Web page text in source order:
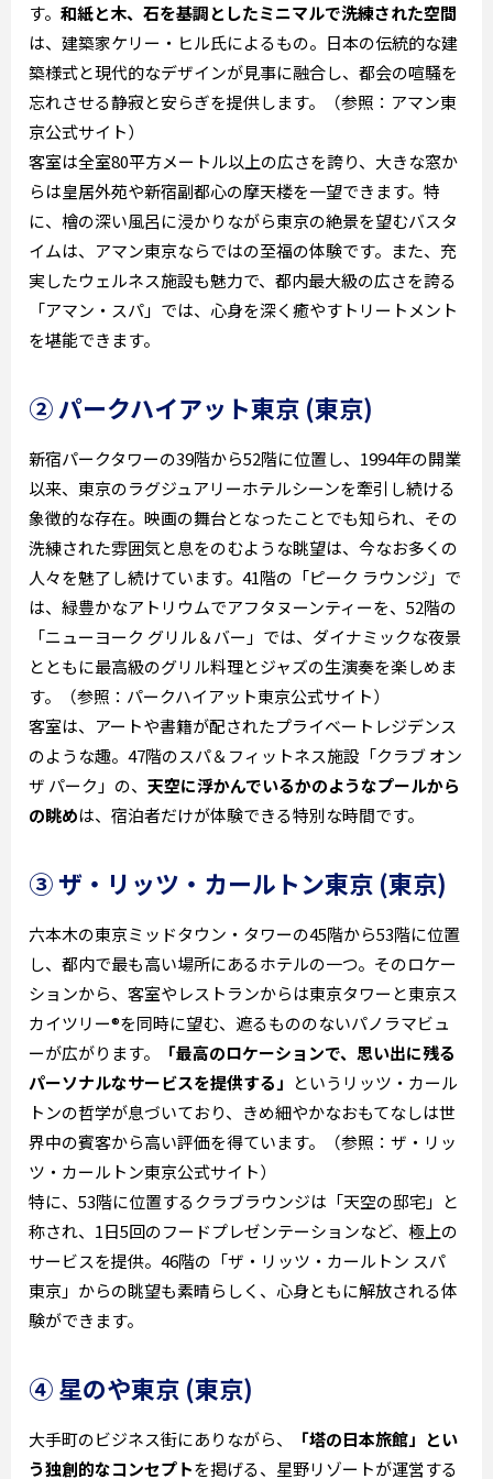
す。 和紙と木、石を基調としたミニマルで洗練された空間
は、建築家ケリー・ヒル氏によるもの。日本の伝統的な建
築様式と現代的なデザインが見事に融合し、都会の喧騒を
忘れさせる静寂と安らぎを提供します。（参照：アマン東
京公式サイト）
客室は全室80平方メートル以上の広さを誇り、大きな窓か
らは皇居外苑や新宿副都心の摩天楼を一望できます。特
に、檜の深い風呂に浸かりながら東京の絶景を望むバスタ
イムは、アマン東京ならではの至福の体験です。また、充
実したウェルネス施設も魅力で、都内最大級の広さを誇る
「アマン・スパ」では、心身を深く癒やすトリートメント
を堪能できます。
② パークハイアット東京 (東京)
新宿パークタワーの39階から52階に位置し、1994年の開業
以来、東京のラグジュアリーホテルシーンを牽引し続ける
象徴的な存在。映画の舞台となったことでも知られ、その
洗練された雰囲気と息をのむような眺望は、今なお多くの
人々を魅了し続けています。41階の「ピーク ラウンジ」で
は、緑豊かなアトリウムでアフタヌーンティーを、52階の
「ニューヨーク グリル＆バー」では、ダイナミックな夜景
とともに最高級のグリル料理とジャズの生演奏を楽しめま
す。（参照：パークハイアット東京公式サイト）
客室は、アートや書籍が配されたプライベートレジデンス
のような趣。47階のスパ＆フィットネス施設「クラブ オン
ザ パーク」の、 天空に浮かんでいるかのようなプールから
の眺めは、宿泊者だけが体験できる特別な時間です。
③ ザ・リッツ・カールトン東京 (東京)
六本木の東京ミッドタウン・タワーの45階から53階に位置
し、都内で最も高い場所にあるホテルの一つ。そのロケー
ションから、客室やレストランからは東京タワーと東京ス
カイツリー®を同時に望む、遮るもののないパノラマビュ
ーが広がります。
「最高のロケーションで、思い出に残る
パーソナルなサービスを提供する」 というリッツ・カール
トンの哲学が息づいており、きめ細やかなおもてなしは世
界中の賓客から高い評価を得ています。（参照：ザ・リッ
ツ・カールトン東京公式サイト）
特に、53階に位置するクラブラウンジは「天空の邸宅」と
称され、1日5回のフードプレゼンテーションなど、極上の
サービスを提供。46階の「ザ・リッツ・カールトン スパ
東京」からの眺望も素晴らしく、心身ともに解放される体
験ができます。
④ 星のや東京 (東京)
大手町のビジネス街にありながら、
「塔の日本旅館」とい
う独創的なコンセプトを掲げる、星野リゾートが運営する